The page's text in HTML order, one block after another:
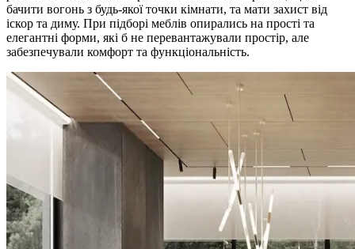
бачити вогонь з будь-якої точки кімнати, та мати захист від
іскор та диму. При підборі меблів опирались на прості та
елегантні форми, які б не перевантажували простір, але
забезпечували комфорт та функціональність.